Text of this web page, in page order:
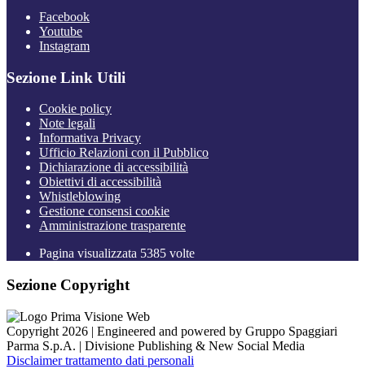
Facebook
Youtube
Instagram
Sezione Link Utili
Cookie policy
Note legali
Informativa Privacy
Ufficio Relazioni con il Pubblico
Dichiarazione di accessibilità
Obiettivi di accessibilità
Whistleblowing
Gestione consensi cookie
Amministrazione trasparente
Pagina visualizzata 5385 volte
Sezione Copyright
Copyright 2026 | Engineered and powered by Gruppo Spaggiari
Parma S.p.A. | Divisione Publishing & New Social Media
Disclaimer trattamento dati personali